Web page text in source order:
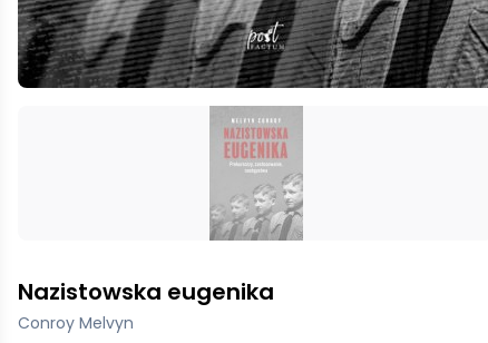
Nazistowska eugenika
Conroy Melvyn